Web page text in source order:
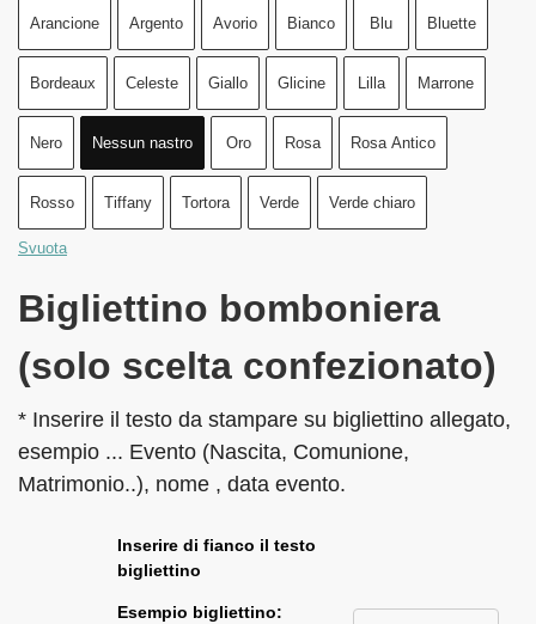
Arancione Argento Avorio Bianco Blu Bluette
Bordeaux Celeste Giallo Glicine Lilla Marrone
Nero Nessun nastro Oro Rosa Rosa Antico
Rosso Tiffany Tortora Verde Verde chiaro
Svuota
Bigliettino bomboniera
(solo scelta confezionato)
* Inserire il testo da stampare su bigliettino allegato,
esempio ... Evento (Nascita, Comunione,
Matrimonio..), nome , data evento.
Inserire di fianco il testo
bigliettino
Esempio bigliettino: